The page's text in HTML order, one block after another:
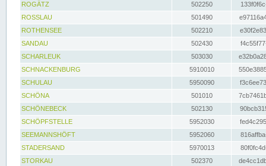
ROGÄTZ
502250
ROSSLAU
501490
ROTHENSEE
502210
SANDAU
502430
SCHARLEUK
503030
SCHNACKENBURG
5910010
SCHULAU
5950090
SCHÖNA
501010
SCHÖNEBECK
502130
SCHÖPFSTELLE
5952030
SEEMANNSHÖFT
5952060
STADERSAND
5970013
STORKAU
502370